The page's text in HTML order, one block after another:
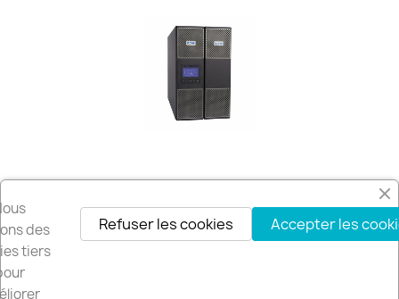
Recevez nos offres spéciales
des
tiers
Accepter les
Refuser les cookies